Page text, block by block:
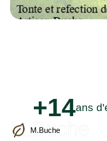
+14ans
M.Buche
M.Buche